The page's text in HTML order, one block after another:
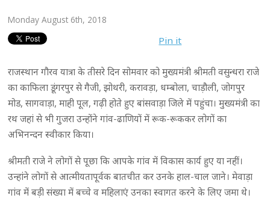
Monday August 6th, 2018
Pin it
राजस्थान गौरव यात्रा के तीसरे दिन सोमवार को मुख्यमंत्री श्रीमती वसुन्धरा राजे
का काफिला डूंगरपुर से गैजी, झोथरी, करावड़ा, धम्बोला, चाड़ौली, जोगपुर
मोड, सागवाड़ा, माही पूल, गढ़ी होते हुए बांसवाड़ा जिले में पहुंचा। मुख्यमंत्री का
रथ जहां से भी गुजरा उन्होंने गांव-ढाणियों में रूक-रूककर लोगों का
अभिनन्दन स्वीकार किया।
श्रीमती राजे ने लोगों से पूछा कि आपके गांव में विकास कार्य हुए या नहीं।
उन्हांंने लोगों से आत्मीयतापूर्वक बातचीत कर उनके हाल-चाल जाने। मेवाड़ा
गांव में बड़ी संख्या में बच्चे व महिलाएं उनका स्वागत करने के लिए जमा थे।